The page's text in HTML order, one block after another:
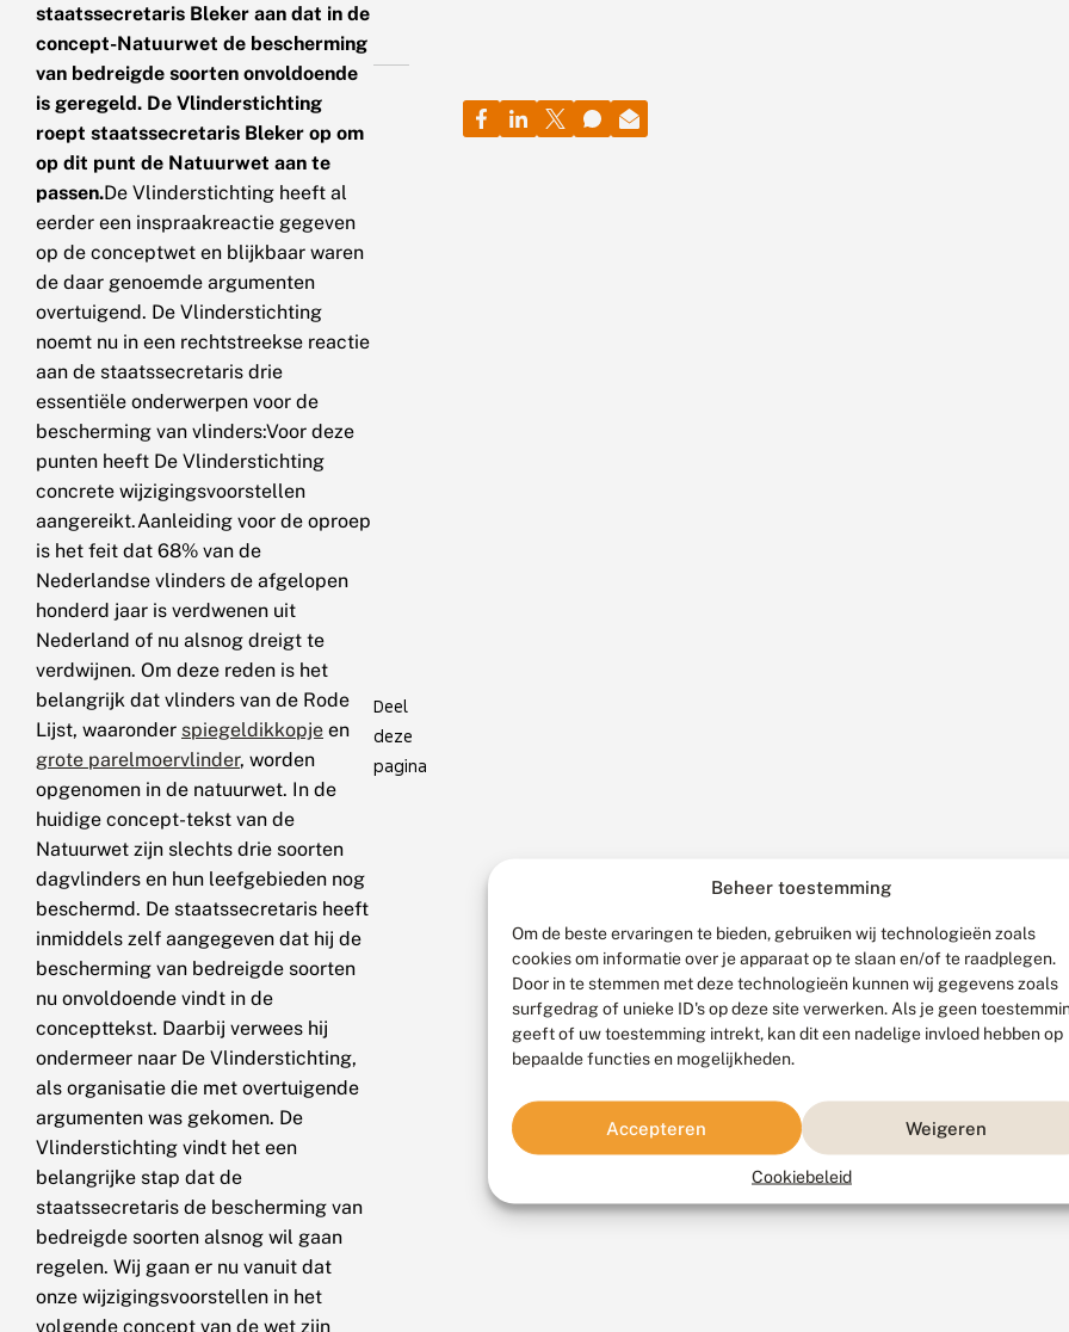
Beheer toestemming
Om de beste ervaringen te bieden, gebruiken wij technologieën zoals
cookies om informatie over je apparaat op te slaan en/of te raadplegen.
Door in te stemmen met deze technologieën kunnen wij gegevens zoals
surfgedrag of unieke ID's op deze site verwerken. Als je geen
geeft of uw toestemming intrekt, kan dit een nadelige invloed hebben op
bepaalde functies en mogelijkheden.
Accepteren Weigeren
Cookiebeleid
staatssecretaris Bleker aan dat in de
concept-Natuurwet de bescherming
van bedreigde soorten onvoldoende
is geregeld. De Vlinderstichting
roept staatssecretaris Bleker op om
op dit punt de Natuurwet aan te
passen.De Vlinderstichting heeft al
eerder een inspraakreactie gegeven
op de conceptwet en blijkbaar waren
de daar genoemde argumenten
overtuigend. De Vlinderstichting
noemt nu in een rechtstreekse reactie
aan de staatssecretaris drie
essentiële onderwerpen voor de
bescherming van vlinders:Voor deze
punten heeft De Vlinderstichting
concrete wijzigingsvoorstellen
aangereikt.Aanleiding voor de oproep
is het feit dat 68% van de
Nederlandse vlinders de afgelopen
honderd jaar is verdwenen uit
Nederland of nu alsnog dreigt te
verdwijnen. Om deze reden is het
belangrijk dat vlinders van de Rode
Lijst, waaronder spiegeldikkopje en
grote parelmoervlinder, worden
opgenomen in de natuurwet. In de
huidige concept-tekst van de
Natuurwet zijn slechts drie soorten
dagvlinders en hun leefgebieden nog
beschermd. De staatssecretaris heeft
inmiddels zelf aangegeven dat hij de
bescherming van bedreigde soorten
nu onvoldoende vindt in de
concepttekst. Daarbij verwees hij
ondermeer naar De Vlinderstichting,
als organisatie die met overtuigende
argumenten was gekomen. De
Vlinderstichting vindt het een
belangrijke stap dat de
staatssecretaris de bescherming van
bedreigde soorten alsnog wil gaan
regelen. Wij gaan er nu vanuit dat
onze wijzigingsvoorstellen in het
volgende concept van de wet zijn
Deel
deze
pagina